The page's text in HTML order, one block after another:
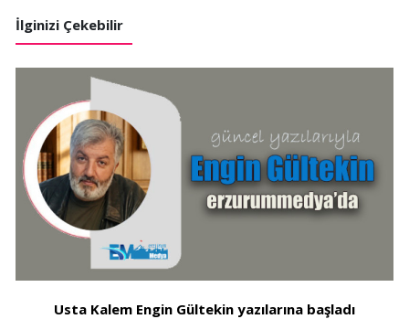
İlginizi Çekebilir
Usta Kalem Engin Gültekin yazılarına başladı